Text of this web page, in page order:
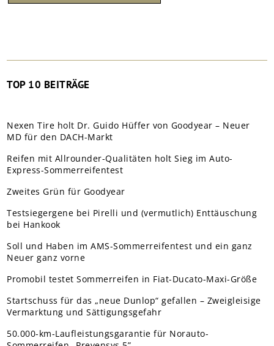
TOP 10 BEITRÄGE
Nexen Tire holt Dr. Guido Hüffer von Goodyear – Neuer
MD für den DACH-Markt
Reifen mit Allrounder-Qualitäten holt Sieg im Auto-
Express-Sommerreifentest
Zweites Grün für Goodyear
Testsiegergene bei Pirelli und (vermutlich) Enttäuschung
bei Hankook
Soll und Haben im AMS-Sommerreifentest und ein ganz
Neuer ganz vorne
Promobil testet Sommerreifen in Fiat-Ducato-Maxi-Größe
Startschuss für das „neue Dunlop“ gefallen – Zweigleisige
Vermarktung und Sättigungsgefahr
50.000-km-Laufleistungsgarantie für Norauto-